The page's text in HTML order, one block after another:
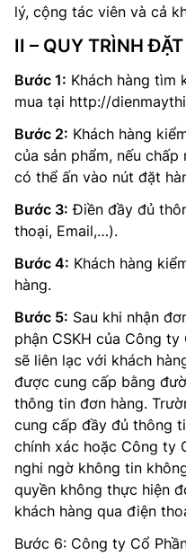
lý, cộng tác viên và cả
II – QUY TRÌNH
Bước 1: Khách hàng tìm
mua tại http://
Bước 2: Khách hàng
của sản phẩm, nếu chấp
có thể ấn vào nút đặt
Bước 3: Điền đầy đủ
thoại, Email,…).
Bước 4: Khách hàng
hàng.
Bước 5: Sau khi nhận
phận CSKH của Công ty
sẽ liên lạc với khách
được cung cấp bằng
thông tin đơn hàng.
cung cấp đầy đủ thông
chính xác hoặc Công ty
nghi ngờ không tin
quyền không thực hiện
khách hàng qua điện
Bước 6: Công ty Cổ